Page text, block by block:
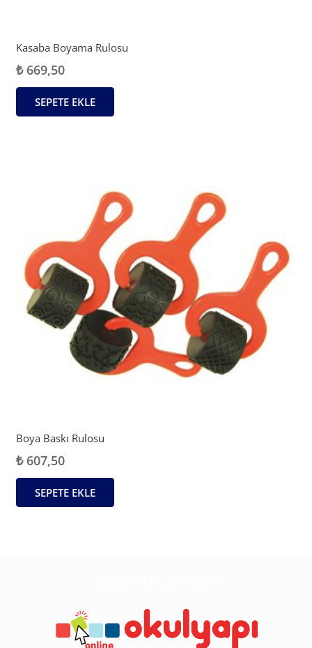
Kasaba Boyama Rulosu
₺669,50
SEPETE EKLE
Boya Baskı Rulosu
₺607,50
SEPETE EKLE